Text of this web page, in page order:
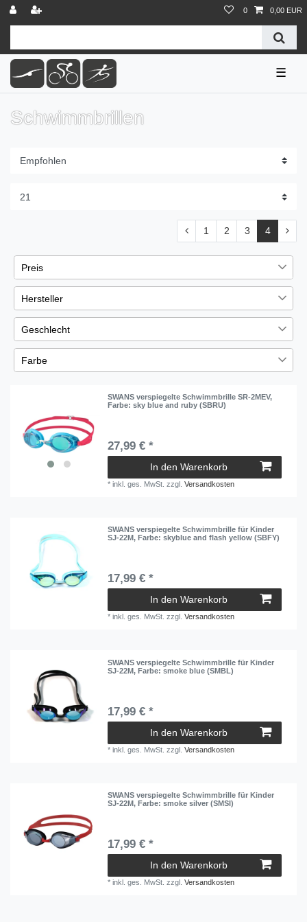
0 0,00 EUR
☰
Schwimmbrillen
1 2 3 4
Preis
€ ― €
Übernehmen
Hersteller
Arena
14
Cressi 3
SWANS
Zoggs
Geschlecht
Herren
63
Damen 64
Mädchen
Farbe
Grün
Mehrfarbig
Rot
Weiß 1
SWANS verspiegelte Schwimmbrille SR-2MEV,
Farbe: sky blue and ruby (SBRU)
27,99 € *
In den Warenkorb
*inkl. ges. MwSt. zzgl.Versandkosten
SWANS verspiegelte Schwimmbrille für Kinder
SJ-22M, Farbe: skyblue and flash yellow (SBFY)
17,99 € *
In den Warenkorb
*inkl. ges. MwSt. zzgl.Versandkosten
SWANS verspiegelte Schwimmbrille für Kinder
SJ-22M, Farbe: smoke blue (SMBL)
17,99 € *
In den Warenkorb
*inkl. ges. MwSt. zzgl.Versandkosten
SWANS verspiegelte Schwimmbrille für Kinder
SJ-22M, Farbe: smoke silver (SMSI)
17,99 € *
In den Warenkorb
*inkl. ges. MwSt. zzgl.Versandkosten